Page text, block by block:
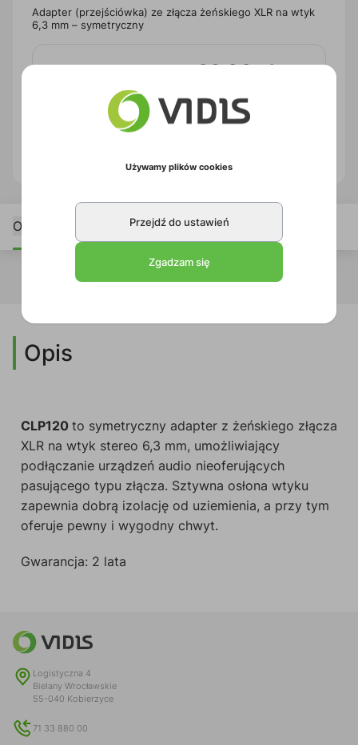
Adapter (przejściówka) ze złącza żeńskiego XLR na wtyk
6,3 mm – symetryczny
69,00 zł
Zapytaj o produkt PDF produktu
Opis
Opis
CLP120 to symetryczny adapter z żeńskiego złącza
XLR na wtyk stereo 6,3 mm, umożliwiający
podłączanie urządzeń audio nieoferujących
pasującego typu złącza. Sztywna osłona wtyku
zapewnia dobrą izolację od uziemienia, a przy tym
oferuje pewny i wygodny chwyt.
Gwarancja: 2 lata
Logistyczna 4
Bielany Wrocławskie
55-040 Kobierzyce
71 33 880 00
Używamy plików cookies
Przejdź do ustawień
Zgadzam się